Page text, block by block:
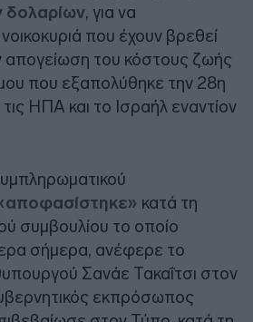
δολαρίων, για να
που έχουν βρεθεί
απογείωση του κόστους ζωής
που εξαπολύθηκε την 28η
ΗΠΑ και το Ισραήλ εναντίον
κατά τη
συμβουλίου το οποίο
σήμερα, ανέφερε το
Σανάε Τακαΐτσι στον
εκπρόσωπος